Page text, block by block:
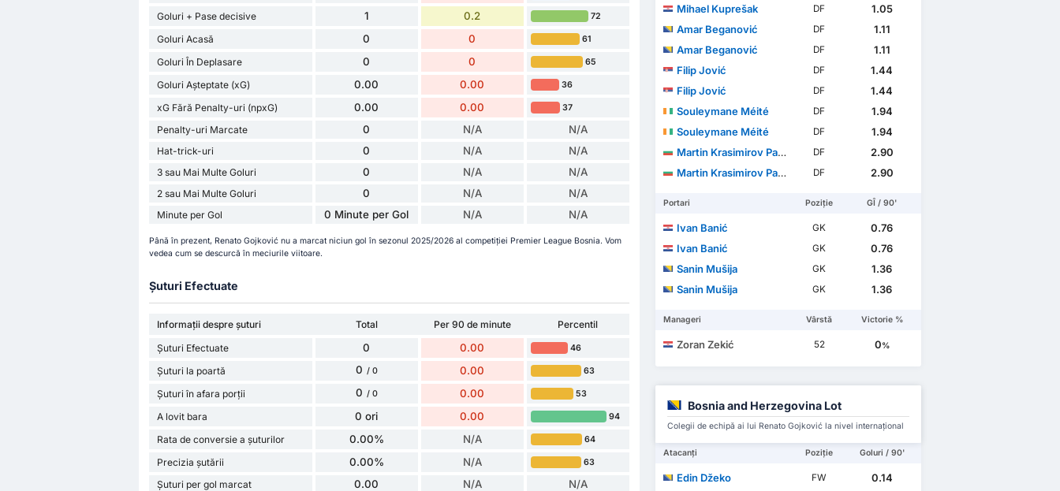
Goluri + Pase decisive 1 0.2 72
Goluri Acasă 0 0 61
Goluri În Deplasare 0 0 65
Goluri Așteptate (xG) 0.00 0.00 36
xG Fără Penalty-uri (npxG) 0.00 0.00 37
Penalty-uri Marcate 0 N/A N/A
Hat-trick-uri 0 N/A N/A
3 sau Mai Multe Goluri 0 N/A N/A
2 sau Mai Multe Goluri 0 N/A N/A
Minute per Gol 0 Minute per Gol N/A N/A
Până în prezent, Renato Gojković nu a marcat niciun gol în sezonul 2025/2026 al competiției Premier League Bosnia. Vom
vedea cum se descurcă în meciurile viitoare.
Șuturi Efectuate
Informații despre șuturi Total Per 90 de minute
Percentil
Șuturi Efectuate
0 0.00 46
Șuturi la poartă 0 / 0 0.00 63
Șuturi în afara porții 0 / 0 0.00 53
A lovit bara 0 ori 0.00 94
Rata de conversie a șuturilor 0.00% N/A 64
Precizia șutării 0.00% N/A 63
Șuturi per gol marcat 0.00 N/A N/A
Mihael Kuprešak
DF
1.05
Amar Beganović
DF
1.11
Amar Beganović
DF
1.11
Filip Jović
DF
1.44
Filip Jović
DF
1.44
Souleymane Méité
DF
1.94
Souleymane Méité
DF
1.94
Martin Krasimirov Paskalev
DF
2.90
Martin Krasimirov Paskalev
DF 2.90
Portari Poziție GÎ / 90'
Ivan Banić GK
0.76
Ivan Banić
GK
0.76
Sanin Mušija
GK
1.36
Sanin Mušija
GK 1.36
Manageri Vârstă Victorie %
Zoran Zekić 52 0%
Bosnia and Herzegovina Lot
Colegii de echipă ai lui Renato Gojković la nivel internațional
Atacanți Poziție Goluri / 90'
Edin Džeko FW
0.14